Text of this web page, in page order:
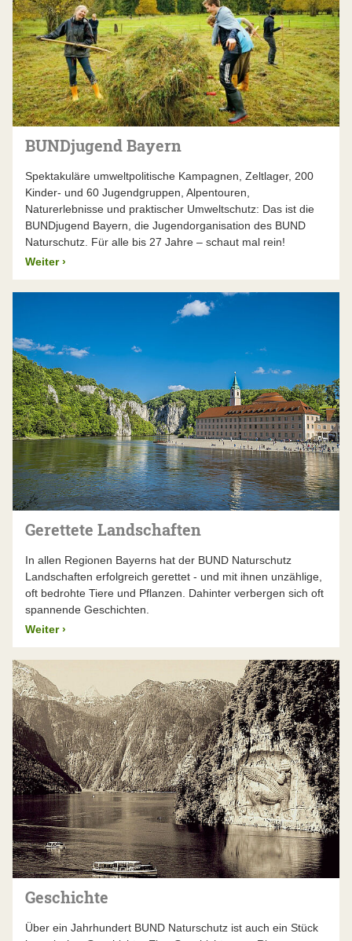
BUNDjugend Bayern
Spektakuläre umweltpolitische Kampagnen, Zeltlager, 200
Kinder- und 60 Jugendgruppen, Alpentouren,
Naturerlebnisse und praktischer Umweltschutz: Das ist die
BUNDjugend Bayern, die Jugendorganisation des BUND
Naturschutz. Für alle bis 27 Jahre – schaut mal rein!
Weiter ›
Gerettete Landschaften
In allen Regionen Bayerns hat der BUND Naturschutz
Landschaften erfolgreich gerettet - und mit ihnen unzählige,
oft bedrohte Tiere und Pflanzen. Dahinter verbergen sich oft
spannende Geschichten.
Weiter ›
Geschichte
Über ein Jahrhundert BUND Naturschutz ist auch ein Stück